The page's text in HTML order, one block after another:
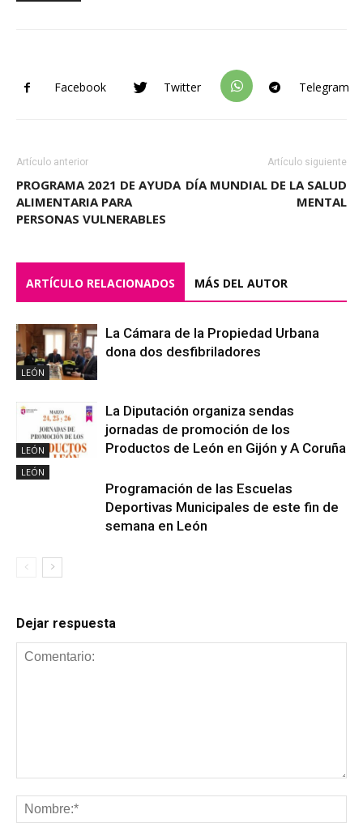
Facebook Twitter Telegram
Artículo anterior
PROGRAMA 2021 DE AYUDA
ALIMENTARIA PARA
PERSONAS VULNERABLES
Artículo siguiente
DÍA MUNDIAL DE LA SALUD
MENTAL
ARTÍCULO RELACIONADOS MÁS DEL AUTOR
LEÓN
La Cámara de la Propiedad Urbana
dona dos desfibriladores
LEÓN
La Diputación organiza sendas
jornadas de promoción de los
Productos de León en Gijón y A Coruña
LEÓN
Programación de las Escuelas
Deportivas Municipales de este fin de
semana en León
Dejar respuesta